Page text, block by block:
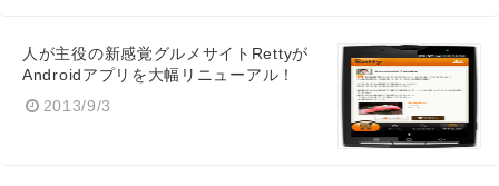
人が主役の新感覚グルメサイトRettyが
Androidアプリを大幅リニューアル！
2013/9/3